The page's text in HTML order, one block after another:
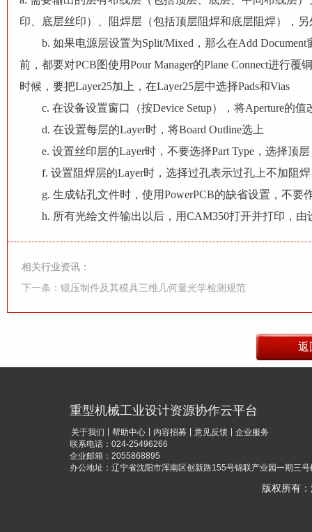
印、底层丝印）、阻焊层（包括顶层阻焊和底层阻焊），
b. 如果电源层设置为Split/Mixed，那么在Add Document
前，都要对PCB图使用Pour Manager的Plane Connect进行
时候，要把Layer25加上，在Layer25层中选择Pads和Vias
c. 在设备设置窗口（按Device Setup），将Aperture的值
d. 在设置每层的Layer时，将Board Outline选上
e. 设置丝印层的Layer时，不要选择Part Type，选择顶层
f. 设置阻焊层的Layer时，选择过孔表示过孔上不加阻焊
g. 生成钻孔文件时，使用PowerPCB的缺省设置，不要
h. 所有光绘文件输出以后，用CAM350打开并打印，由
相关行业资讯：
下一条：锻压制件及其模具三维几何量光学检测规范
重型机械工业设计资源协作云平台
关于我们 帮助中心 内容招募 意见反馈
企业服务
联系电话：024-25496266
企业邮箱：2055868895
办公地址：辽宁省沈阳市浑南区创新路155号锦联产业园一期三
版权所有